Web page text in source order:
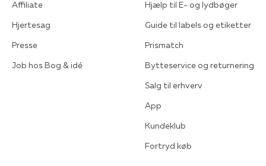
Affiliate
Hjertesag
Presse
Job hos Bog & idé
Hjælp til E- og lydbøger
Guide til labels og etiketter
Prismatch
Bytteservice og returnering
Salg til erhverv
App
Kundeklub
Fortryd køb